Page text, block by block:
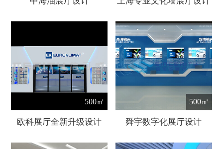
500㎡
欧科展厅全新升级设计
500㎡
舜宇数字化展厅设计